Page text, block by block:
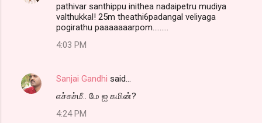
pathivar santhippu inithea nadaipetru mudiya
valthukkal! 25m theathi6padangal veliyaga
pogirathu paaaaaaarpom.........
4:03 PM
Sanjai Gandhi said…
எச்சுச்மீ.. மே ஐ கமின்?
4:24 PM